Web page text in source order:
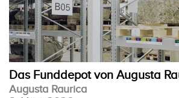
Das Funddepot von Augusta
Augusta Raurica